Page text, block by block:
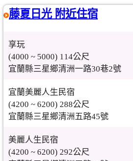
藤夏日光 附近住宿
享玩
(4000 ~ 5000) 114公尺
宜蘭縣三星鄉清洲一路30巷2號
宜蘭美麗人生民宿
(4200 ~ 6200) 288公尺
宜蘭縣三星鄉清洲五路45號
美麗人生民宿
(4200 ~ 6200) 292公尺